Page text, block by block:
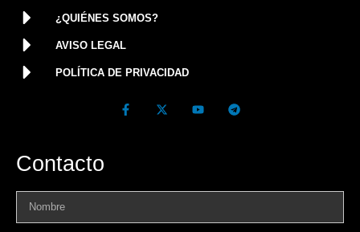
¿QUIÉNES SOMOS?
AVISO LEGAL
POLÍTICA DE PRIVACIDAD
Contacto